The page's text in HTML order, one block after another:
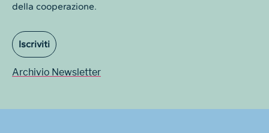
della cooperazione.
Iscriviti
Archivio Newsletter